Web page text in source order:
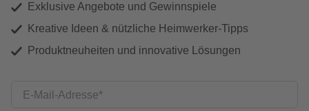
Exklusive Angebote und Gewinnspiele
Kreative Ideen & nützliche Heimwerker-Tipps
Produktneuheiten und innovative Lösungen
E-Mail-Adresse